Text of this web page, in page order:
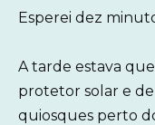
Esperei dez
A tarde estava
protetor solar e
quiosques perto